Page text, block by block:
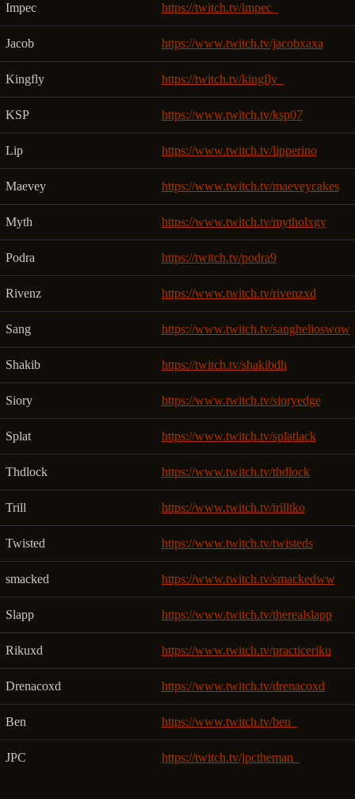
Impec https://twitch.tv/impec_
Jacob https://www.twitch.tv/jacobxaxa
Kingfly https://twitch.tv/kingfly_
KSP https://www.twitch.tv/ksp07
Lip https://www.twitch.tv/lipperino
Maevey https://www.twitch.tv/maeveycakes
Myth https://www.twitch.tv/mytholxgy
Podra https://twitch.tv/podra9
Rivenz https://www.twitch.tv/rivenzxd
Sang https://www.twitch.tv/sanghelioswow
Shakib https://twitch.tv/shakibdh
Siory https://www.twitch.tv/sioryedge
Splat https://www.twitch.tv/splatlack
Thdlock https://www.twitch.tv/thdlock
Trill https://www.twitch.tv/trilltko
Twisted https://www.twitch.tv/twisteds
smacked https://www.twitch.tv/smackedww
Slapp https://www.twitch.tv/therealslapp
Rikuxd https://www.twitch.tv/practiceriku
Drenacoxd https://www.twitch.tv/drenacoxd
Ben https://www.twitch.tv/ben_
JPC https://twitch.tv/jpctheman_